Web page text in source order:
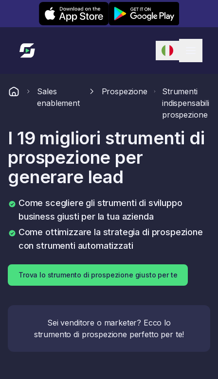
Leexi on iOS Leexi on Android
Link alla homepage
Sales
enablement
Prospezione
Strumenti
indispensabili
prospezione
I 19 migliori strumenti di
prospezione per
generare lead
Come scegliere gli strumenti di sviluppo
business giusti per la tua azienda
Come ottimizzare la strategia di prospezione
con strumenti automatizzati
Trova lo strumento di prospezione giusto per te
Sei venditore o marketer? Ecco lo
strumento di prospezione perfetto per te!